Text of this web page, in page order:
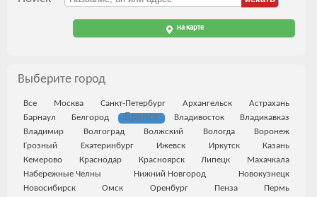
на карте
Выберите город
Все Москва Санкт-Петербург Архангельск
Астрахань
Барнаул
Белгород Брянск Владивосток
Владикавказ
Владимир
Волгоград Волжский Вологда
Воронеж
Грозный
Екатеринбург Ижевск Иркутск
Казань
Кемерово
Краснодар Красноярск Липецк
Махачкала
Набережные Челны
Нижний Новгород
Новокузнецк
Новосибирск
Омск Оренбург Пенза
Пермь